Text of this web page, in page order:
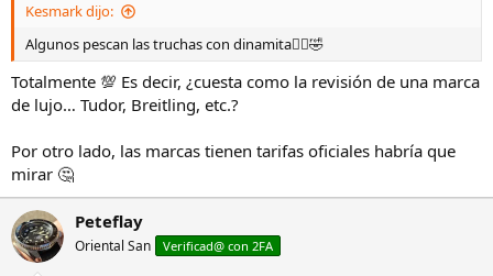
Kesmark dijo:
Algunos pescan las truchas con dinamita🤦‍♂️🤣
Totalmente 💯 Es decir, ¿cuesta como la revisión de una marca
de lujo… Tudor, Breitling, etc.?
Por otro lado, las marcas tienen tarifas oficiales habría que
mirar 🤔
Peteflay
Oriental San Verificad@ con 2FA